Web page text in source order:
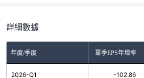
詳細數據
年度/季度 單季EPS年增率
2026-Q1 -102.86